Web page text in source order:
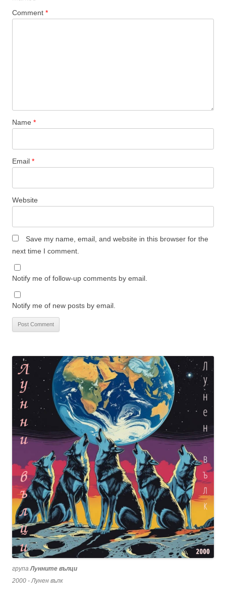
Comment *
Name *
Email *
Website
Save my name, email, and website in this browser for the
next time I comment.
Notify me of follow-up comments by email.
Notify me of new posts by email.
групаЛунните вълци
2000 - Лунен вълк